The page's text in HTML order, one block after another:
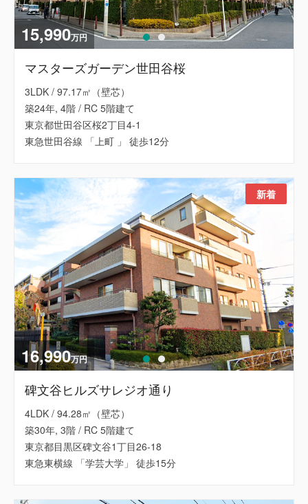
15,990万円
マスターズガーデン世田谷桜
3LDK / 97.17㎡（壁芯）
築24年, 4階 / RC 5階建て
東京都世田谷区桜2丁目4-1
東急世田谷線 「上町 」 徒歩12分
16,990万円
碑文谷ヒルズサレジオ通り
4LDK / 94.28㎡（壁芯）
築30年, 3階 / RC 5階建て
東京都目黒区碑文谷1丁目26-18
東急東横線 「学芸大学」 徒歩15分
新着